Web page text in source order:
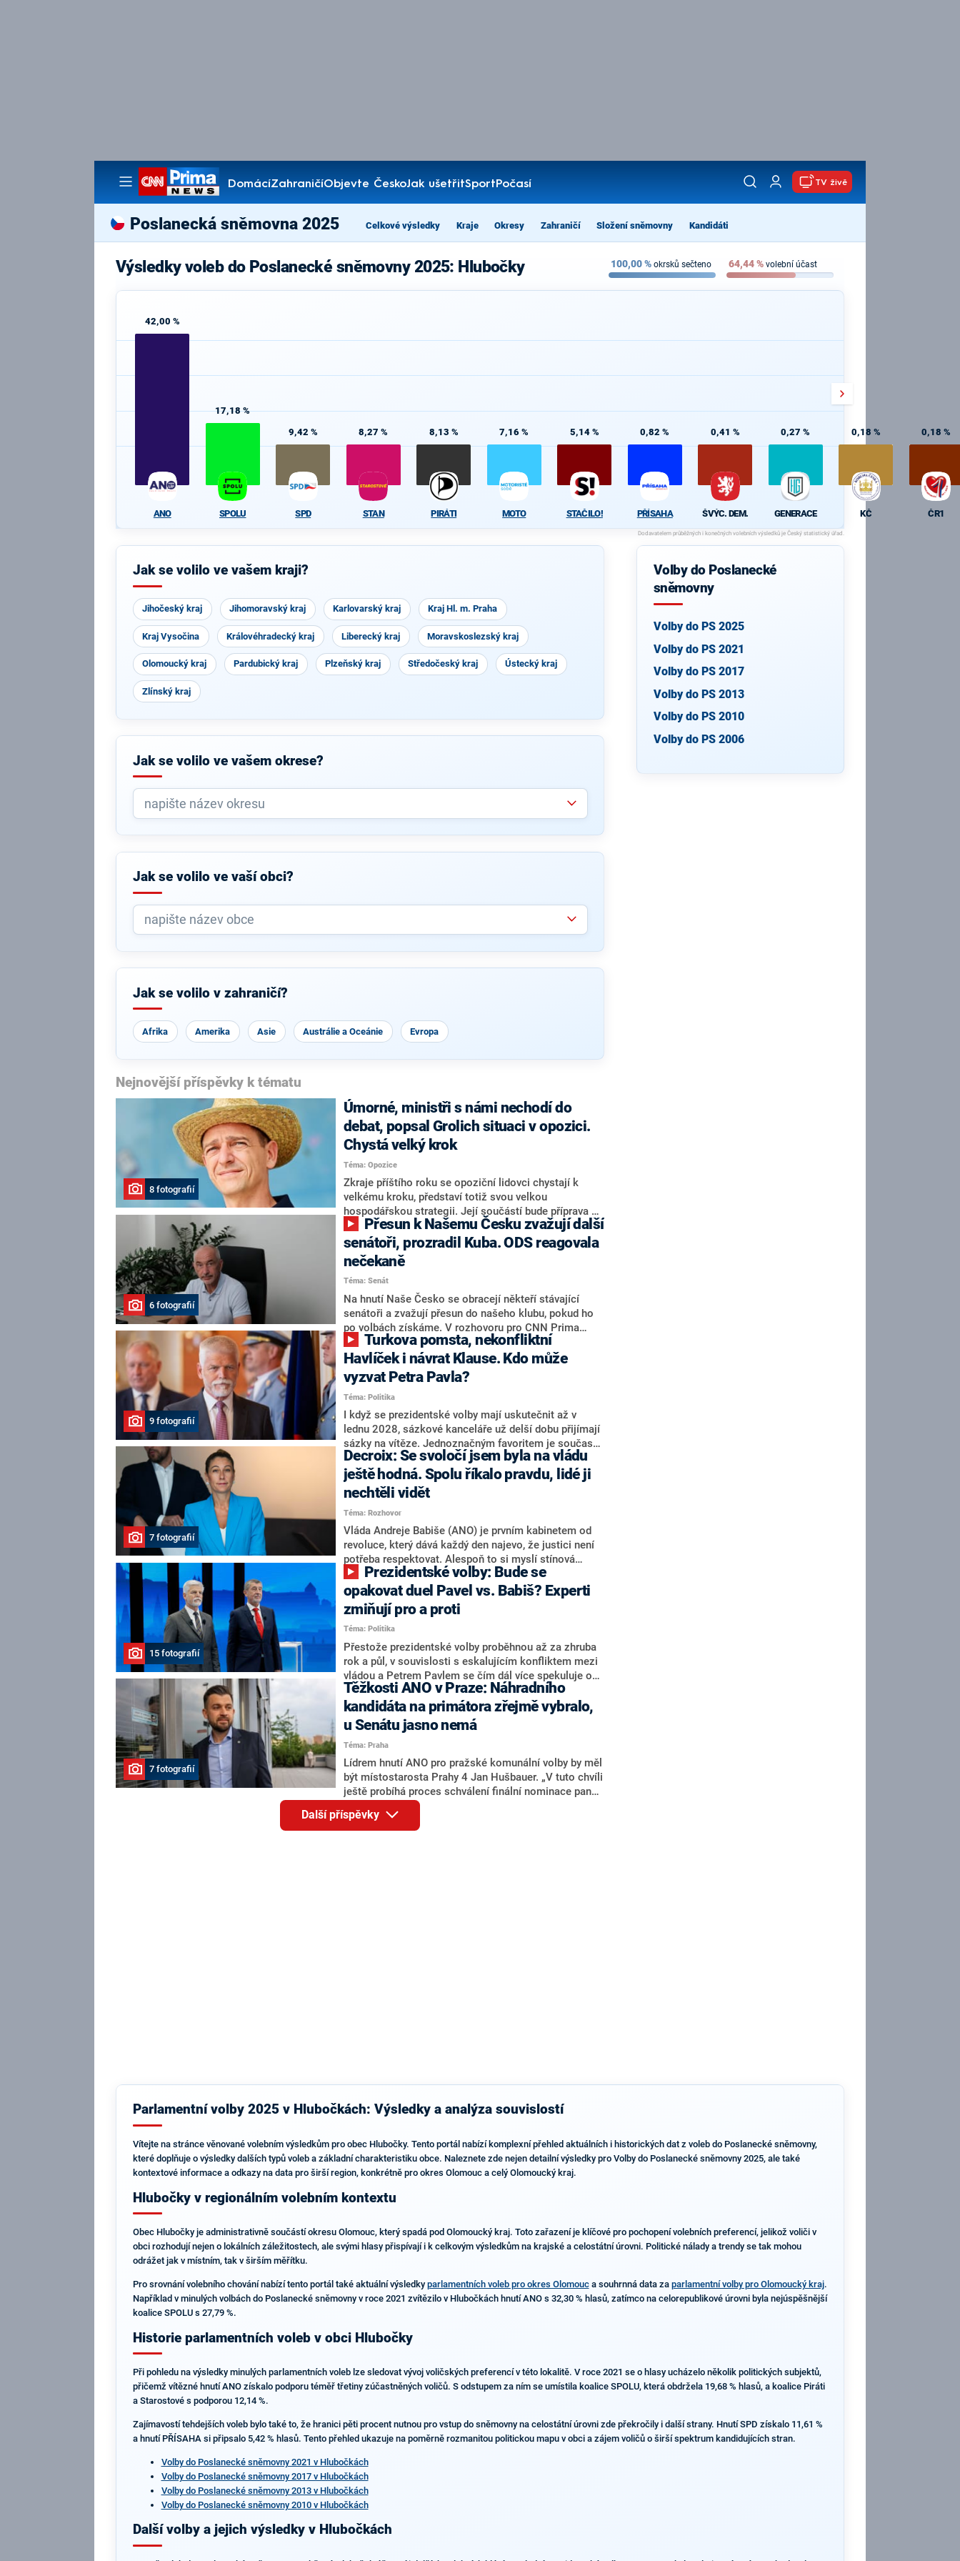
DomácíZahraničíObjevte ČeskoJak ušetřitSportPočasí
Pořady
TV živě
Poslanecká sněmovna 2025 Celkové výsledky Kraje Okresy Zahraničí Složení sněmovny Kandidáti
Výsledky voleb do Poslanecké sněmovny 2025: Hlubočky 100,00% okrsků sečteno 64,44% volební účast
42,00 %
ANO
17,18 %
SPOLU
9,42 %
SPD
8,27 %
STAN
8,13 %
PIRÁTI
7,16 %
MOTO
5,14 %
STAČILO!
0,82 %
PŘÍSAHA
0,41 %
ŠVÝC. DEM.
0,27 %
GENERACE
0,18 %
KČ
0,18 %
ČR1
Jak se volilo ve vašem kraji?
Jihočeský kraj Jihomoravský kraj Karlovarský kraj Kraj Hl. m. Praha
Kraj Vysočina Královéhradecký kraj Liberecký kraj Moravskoslezský kraj
Olomoucký kraj Pardubický kraj Plzeňský kraj Středočeský kraj Ústecký kraj
Zlínský kraj
Jak se volilo ve vašem okrese?
Jak se volilo ve vaší obci?
Jak se volilo v zahraničí?
Afrika Amerika Asie Austrálie a Oceánie Evropa
Nejnovější příspěvky k tématu
8 fotografií
Úmorné, ministři s námi nechodí do
debat, popsal Grolich situaci v opozici.
Chystá velký krok
Téma: Opozice
Zkraje příštího roku se opoziční lidovci chystají k
velkému kroku, představí totiž svou velkou
hospodářskou strategii. Její součástí bude příprava na
stárnutí populace, řekl ve středu na setkání s novináři
nový předseda lidovců Jan Grolich. Ten zároveň v
senátních volbách kandiduje ve Vyškově. Popsal i
aktivitu opozice, o níž vládní strany nebo političtí
komentátoři mluví jako o slabé a v defenzivě. „Je to
úmorná práce upozorňovat na chyby vlády. Ministři s
námi navíc nechodí do debat. Chceme ale ukazovat
svoje témata,“ odpověděl Grolich na dotaz CNN Prima
NEWS.
6 fotografií
senátoři, prozradil Kuba. ODS reagovala
nečekaně
Téma: Senát
Na hnutí Naše Česko se obracejí někteří stávající
senátoři a zvažují přesun do našeho klubu, pokud ho
po volbách získáme. V rozhovoru pro CNN Prima
NEWS to řekl zakladatel hnutí a jihočeský hejtman
Martin Kuba. Konkrétní nebyl, ale získat by takto mohl
například senátora Zdeňka Hrabu, který je dnes
součástí klubu ODS a TOP 09. Hraba to na dotaz
redakce nevyloučil. Předseda klubu senátorů ODS
Zdeněk Nytra redakci řekl, že počítá s odchodem
některých senátorů z klubu a že Naše Česko není
nepřítel, ale soupeř.
9 fotografií
Havlíček i návrat Klause. Kdo může
vyzvat Petra Pavla?
Téma: Politika
I když se prezidentské volby mají uskutečnit až v
lednu 2028, sázkové kanceláře už delší dobu přijímají
sázky na vítěze. Jednoznačným favoritem je současná
hlava státu Petr Pavel. Daleko za ním pak bookmakeři
zmiňují dva výrazné politiky ANO, tedy premiéra
Andreje Babiše a ministra průmyslu Karla Havlíčka.
Oblíbeným tipem samotných sázkařů je poslanec za
Motoristy Filip Turek. Politolog Jan Kubáček nicméně
o případné kandidatuře kohokoliv ze zmíněné trojice
značně pochybuje. Podle něj současná koalice dosud
nemá osobu, která by Pavlovi mohla konkurovat.
7 fotografií
Decroix: Se svoločí jsem byla na vládu
ještě hodná. Spolu říkalo pravdu, lidé ji
nechtěli vidět
Téma: Rozhovor
Vláda Andreje Babiše (ANO) je prvním kabinetem od
revoluce, který dává každý den najevo, že justici není
potřeba respektovat. Alespoň to si myslí stínová
ministryně spravedlnosti ODS Eva Decroix. V
rozhovoru pro CNN Prima NEWS si nebrala servítky
ohledně politického výkonu svého nástupce Jeronýma
Tejce (za ANO) či vládní zmocněnkyně pro lidská
práva Taťány Malé (ANO). Označením „svoloč“ na
adresu vlády prý byla ještě hodná. Decroix se také
vrátila k volební porážce koalice Spolu či promluvila o
hnutí Naše Česko Martina Kuby.
15 fotografií
opakovat duel Pavel vs. Babiš? Experti
zmiňují pro a proti
Téma: Politika
Přestože prezidentské volby proběhnou až za zhruba
rok a půl, v souvislosti s eskalujícím konfliktem mezi
vládou a Petrem Pavlem se čím dál více spekuluje o
tom, koho by do bitvy o Hrad mohla vyslat současná
koalice. Někteří političtí komentátoři znovu vytahují
jméno premiéra Andreje Babiše (ANO). Jak moc je
pravděpodobné, že se v prezidentských volbách 2028
bude znovu opakovat souboj z roku 2023?
7 fotografií
Těžkosti ANO v Praze: Náhradního
kandidáta na primátora zřejmě vybralo,
u Senátu jasno nemá
Téma: Praha
Lídrem hnutí ANO pro pražské komunální volby by měl
být místostarosta Prahy 4 Jan Hušbauer. „V tuto chvíli
ještě probíhá proces schválení finální nominace pana
Jana Hušbauera Výborem hnutí ANO,“ uvedl pro
redakci místopředseda pražského ANO Martin
Benkovič. O Hušbauerovi se spekulovalo jako o
Další příspěvky
Volby do Poslanecké
sněmovny
Volby do PS 2025
Volby do PS 2021
Volby do PS 2017
Volby do PS 2013
Volby do PS 2010
Volby do PS 2006
Parlamentní volby 2025 v Hlubočkách: Výsledky a analýza souvislostí
Vítejte na stránce věnované volebním výsledkům pro obec Hlubočky. Tento portál nabízí komplexní přehled aktuálních i historických dat z voleb do Poslanecké sněmovny,
které doplňuje o výsledky dalších typů voleb a základní charakteristiku obce. Naleznete zde nejen detailní výsledky pro Volby do Poslanecké sněmovny 2025, ale také
kontextové informace a odkazy na data pro širší region, konkrétně pro okres Olomouc a celý Olomoucký kraj.
Hlubočky v regionálním volebním kontextu
Obec Hlubočky je administrativně součástí okresu Olomouc, který spadá pod Olomoucký kraj. Toto zařazení je klíčové pro pochopení volebních preferencí, jelikož voliči v
obci rozhodují nejen o lokálních záležitostech, ale svými hlasy přispívají i k celkovým výsledkům na krajské a celostátní úrovni. Politické nálady a trendy se tak mohou
odrážet jak v místním, tak v širším měřítku.
Pro srovnání volebního chování nabízí tento portál také aktuální výsledky parlamentních voleb pro okres Olomouca souhrnná data za parlamentní volby pro Olomoucký kraj.
Například v minulých volbách do Poslanecké sněmovny v roce 2021 zvítězilo v Hlubočkách hnutí ANO s 32,30 % hlasů, zatímco na celorepublikové úrovni byla nejúspěšnější
koalice SPOLU s 27,79 %.
Historie parlamentních voleb v obci Hlubočky
Při pohledu na výsledky minulých parlamentních voleb lze sledovat vývoj voličských preferencí v této lokalitě. V roce 2021 se o hlasy ucházelo několik politických subjektů,
přičemž vítězné hnutí ANO získalo podporu téměř třetiny zúčastněných voličů. S odstupem za ním se umístila koalice SPOLU, která obdržela 19,68 % hlasů, a koalice Piráti
a Starostové s podporou 12,14 %.
Zajímavostí tehdejších voleb bylo také to, že hranici pěti procent nutnou pro vstup do sněmovny na celostátní úrovni zde překročily i další strany. Hnutí SPD získalo 11,61 %
a hnutí PŘÍSAHA si připsalo 5,42 % hlasů. Tento přehled ukazuje na poměrně rozmanitou politickou mapu v obci a zájem voličů o širší spektrum kandidujících stran.
Volby do Poslanecké sněmovny 2021 v Hlubočkách
Volby do Poslanecké sněmovny 2017 v Hlubočkách
Volby do Poslanecké sněmovny 2013 v Hlubočkách
Volby do Poslanecké sněmovny 2010 v Hlubočkách
Další volby a jejich výsledky v Hlubočkách